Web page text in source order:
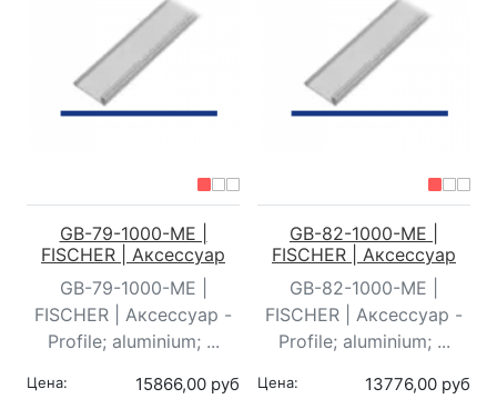
GB-79-1000-ME |
FISCHER | Аксессуар
GB-79-1000-ME |
FISCHER | Аксессуар -
Profile; aluminium; ...
Цена: 15866,00 руб
GB-82-1000-ME |
FISCHER | Аксессуар
GB-82-1000-ME |
FISCHER | Аксессуар -
Profile; aluminium; ...
Цена: 13776,00 руб